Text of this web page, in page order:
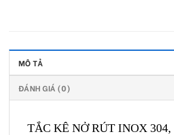
MÔ TẢ
ĐÁNH GIÁ (0)
TẮC KÊ NỞ RÚT INOX 304,